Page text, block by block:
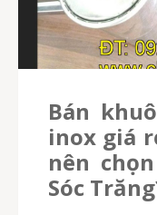
Bán khuôn ép chả cá bằng
inox giá
nên
Sóc